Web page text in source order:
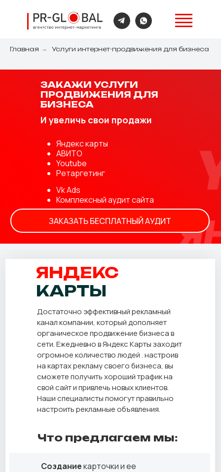
Главная → Услуги интернет-продвижения для бизнеса
И увеличь свои продажи
ЗАКАЖИ УСЛУГИ
ПРОДВИЖЕНИЯ ДЛЯ
БИЗНЕСА
ЗАКАЗАТЬ БЕСПЛАТНЫЙ АУДИТ
Яндекс карты
АВИТО
Youtube
Ретаргетинг
Vk Ads
Комплексный аудит сайта
ЯНДЕКС
КАРТЫ
Достаточно эффективный рекламный
канал компании, который дополняет
органическое продвижение бизнеса в
сети. Ежедневно в Яндекс Карты заходит
огромное количество людей . настроив
на картах рекламу своего бизнеса, вы
сможете получить хороший трафик на
свой сайт и привлечь новых клиентов.
Наши специалисты помогут правильно
настроить рекламные объявления.
Что предлагаем мы:
Созданиекарточки и ее